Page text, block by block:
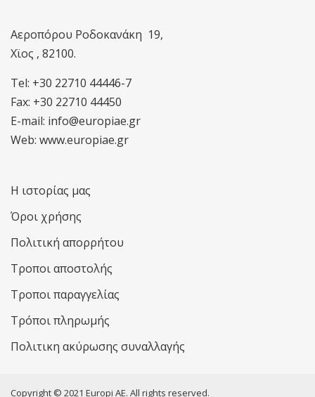
Αεροπόρου Ροδοκανάκη 19,
Χϊος , 82100.
Tel: +30 22710 44446-7
Fax: +30 22710 44450
E-mail: info@europiae.gr
Web: www.europiae.gr
Η ιστορίας μας
Όροι χρήσης
Πολιτική απορρήτου
Τροποι αποστολής
Τροποι παραγγελίας
Τρόποι πληρωμής
Πολιτικη ακύρωσης συναλλαγής
Copyright © 2021 Europi AE. All rights reserved.